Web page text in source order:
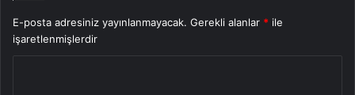
E-posta adresiniz yayınlanmayacak. Gerekli alanlar * ile
işaretlenmişlerdir